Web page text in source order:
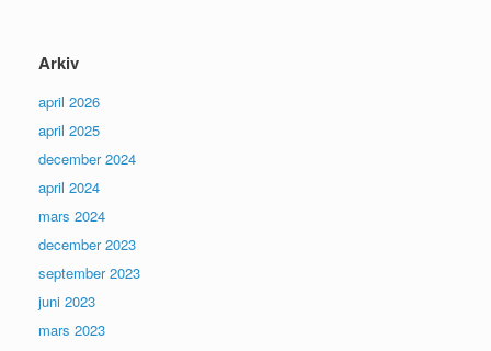
Arkiv
april 2026
april 2025
december 2024
april 2024
mars 2024
december 2023
september 2023
juni 2023
mars 2023